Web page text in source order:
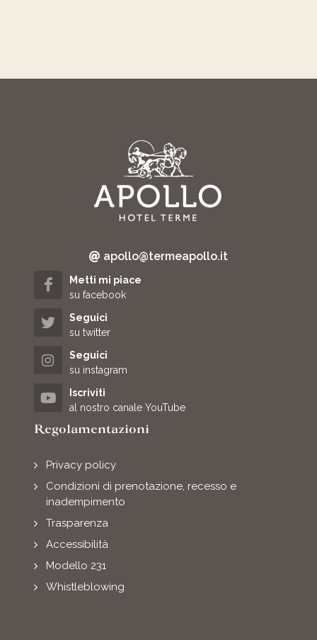
apollo@termeapollo.it
Metti mi piace
su facebook
Seguici
su twitter
Seguici
su instagram
Iscriviti
al nostro canale YouTube
Regolamentazioni
Privacy policy
Condizioni di prenotazione, recesso e
inadempimento
Trasparenza
Accessibilità
Modello 231
Whistleblowing